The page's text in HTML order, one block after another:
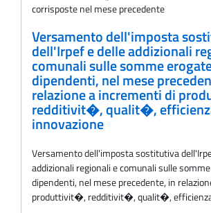
corrisposte nel mese precedente
Versamento dell'imposta
dell'Irpef e delle addizionali
comunali sulle somme
dipendenti, nel mese
relazione a incrementi di
redditivit�, qualit�,
innovazione
Versamento dell'imposta sostitutiva
addizionali regionali e comunali sulle
dipendenti, nel mese precedente, in
produttivit�, redditivit�, qualit�,